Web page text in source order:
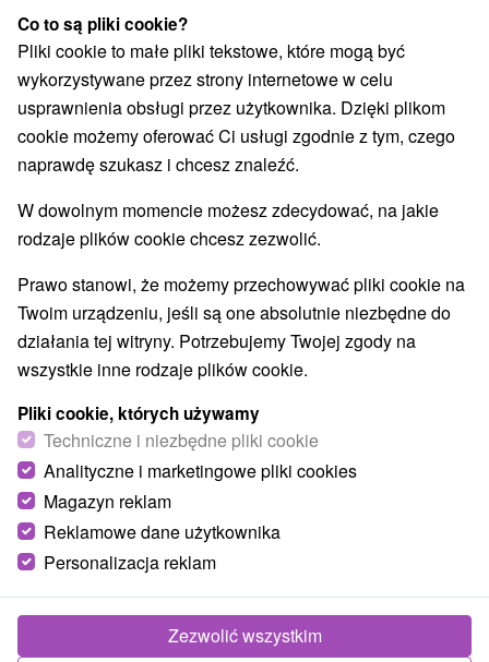
Wakacje rodzinne (2)
Wybierz lokalizację lub datę
Najlepiej sprzedające
WSZYSTKO
aktywnego wypoczynku i rodzinnych
spacerów
Co to są pliki cookie?
Pliki cookie to małe pliki tekstowe, które mogą być
wykorzystywane przez strony internetowe w celu
usprawnienia obsługi przez użytkownika. Dzięki plikom
cookie możemy oferować Ci usługi zgodnie z tym, czego
naprawdę szukasz i chcesz znaleźć.
W dowolnym momencie możesz zdecydować, na jakie
rodzaje plików cookie chcesz zezwolić.
Prawo stanowi, że możemy przechowywać pliki cookie na
Twoim urządzeniu, jeśli są one absolutnie niezbędne do
działania tej witryny. Potrzebujemy Twojej zgody na
wszystkie inne rodzaje plików cookie.
Pliki cookie, których używamy
Techniczne i niezbędne pliki cookie
Analityczne i marketingowe pliki cookies
Magazyn reklam
Reklamowe dane użytkownika
Personalizacja reklam
Zezwolić wszystkim